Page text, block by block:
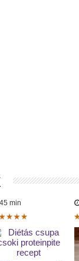
min